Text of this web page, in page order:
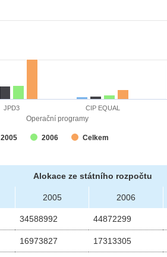
Operační programy
2005 2006 Celkem
JPD3 CIP EQUAL
Alokace ze státního rozpočtu
2005 2006
34588992 44872299
16973827 17313305